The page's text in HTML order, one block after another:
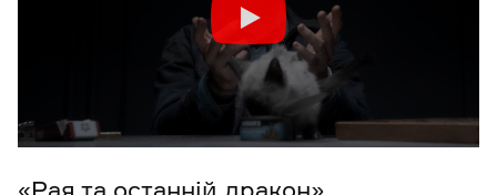
«Рая та останній дракон»